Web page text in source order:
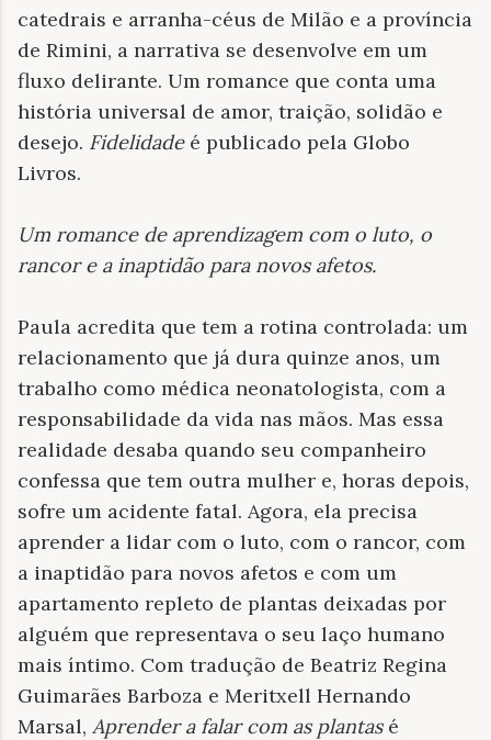
catedrais e arranha-céus de Milão e a província
de Rimini, a narrativa se desenvolve em um
fluxo delirante. Um romance que conta uma
história universal de amor, traição, solidão e
desejo. Fidelidadeé publicado pela Globo
Livros.
Um romance de aprendizagem com o luto, o
rancor e a inaptidão para novos afetos.
Paula acredita que tem a rotina controlada: um
relacionamento que já dura quinze anos, um
trabalho como médica neonatologista, com a
responsabilidade da vida nas mãos. Mas essa
realidade desaba quando seu companheiro
confessa que tem outra mulher e, horas depois,
sofre um acidente fatal. Agora, ela precisa
aprender a lidar com o luto, com o rancor, com
a inaptidão para novos afetos e com um
apartamento repleto de plantas deixadas por
alguém que representava o seu laço humano
mais íntimo. Com tradução de Beatriz Regina
Guimarães Barboza e Meritxell Hernando
Marsal, Aprender a falar com as plantasé